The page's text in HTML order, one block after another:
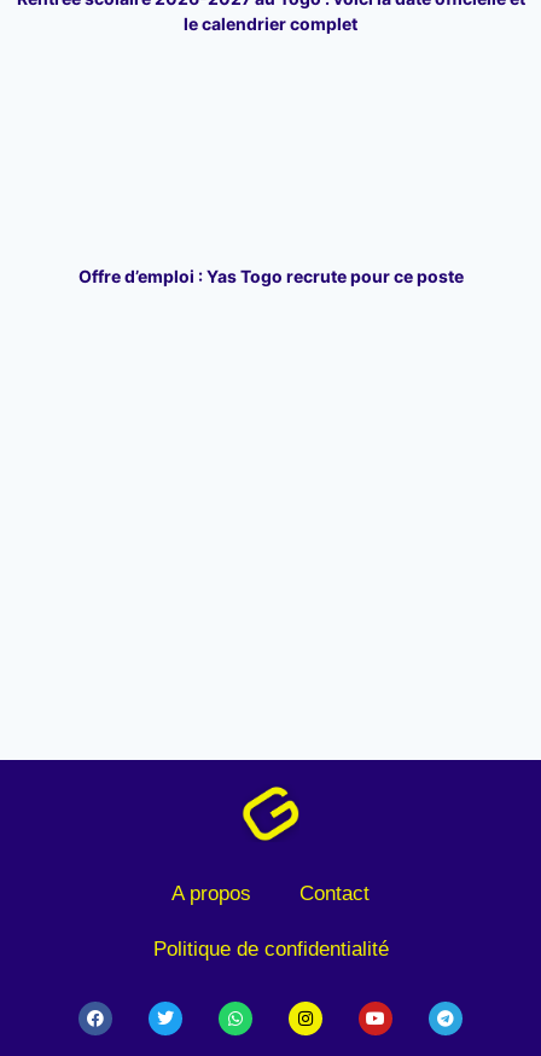
le calendrier complet
Offre d’emploi : Yas Togo recrute pour ce poste
A propos Contact
Politique de confidentialité